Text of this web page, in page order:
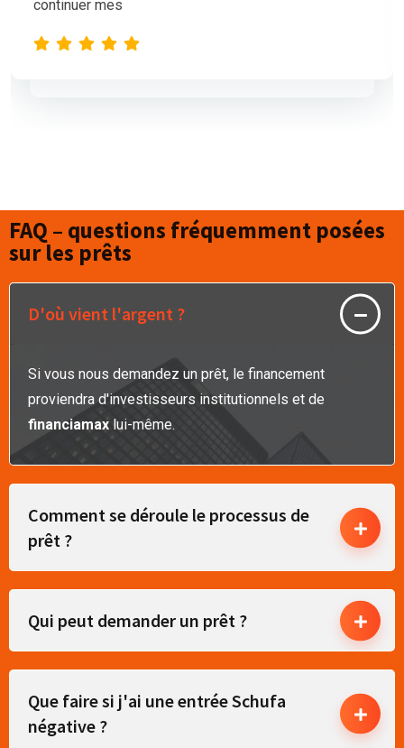
et compréhensive, et nous a proposé
FAQ – questions fréquemment posées
sur les prêts
D'où vient l'argent ?
Si vous nous demandez un prêt, le financement
proviendra d'investisseurs institutionnels et de
financiamax lui-même.
Comment se déroule le processus de
prêt ?
Qui peut demander un prêt ?
Que faire si j'ai une entrée Schufa
négative ?